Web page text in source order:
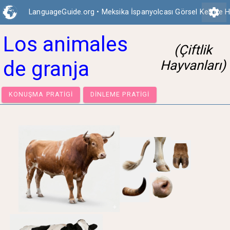
LanguageGuide.org • Meksika İspanyolcası Görsel Kelime
settings
Los animales
de granja
(Çiftlik
Hayvanları)